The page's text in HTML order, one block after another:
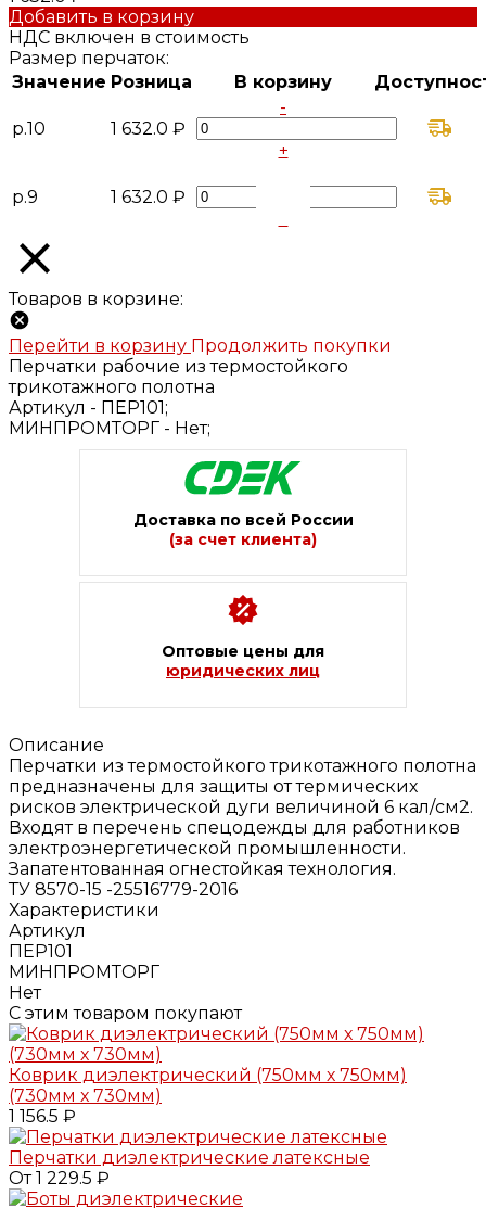
Добавить в корзину
НДС включен в стоимость
Размер перчаток:
Значение Розница В корзину
р.10 1 632.0 ₽
-
+
р.9 1 632.0 ₽
Товаров в корзине:
Перейти в корзину Продолжить покупки
Перчатки рабочие из термостойкого
трикотажного полотна
Артикул - ПЕР101;
МИНПРОМТОРГ - Нет;
Доставка по всей России
(за счет клиента)
Оптовые цены для
юридических лиц
Описание
Перчатки из термостойкого трикотажного полотна
предназначены для защиты от термических
рисков электрической дуги величиной 6 кал/см2.
Входят в перечень спецодежды для работников
электроэнергетической промышленности.
Запатентованная огнестойкая технология.
ТУ 8570-15 -25516779-2016
Характеристики
Артикул
ПЕР101
МИНПРОМТОРГ
Нет
С этим товаром покупают
Коврик диэлектрический (750мм х 750мм)
(730мм х 730мм)
1 156.5 ₽
Перчатки диэлектрические латексные
От 1 229.5 ₽